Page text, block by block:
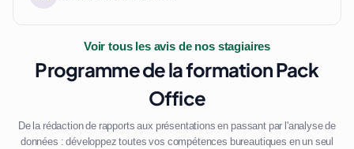
Voir tous les avis de nos stagiaires
Programme de la formation Pack
Office
De la rédaction de rapports aux présentations en passant par l'analyse de
données : développez toutes vos compétences bureautiques en un seul